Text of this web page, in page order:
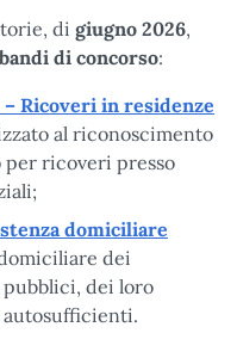
di giugno 2026,
bandi di concorso:
– Ricoveri in residenze
al riconoscimento
ricoveri presso
domiciliare
dei
dei loro